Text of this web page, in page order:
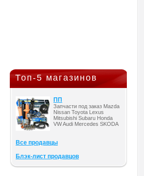
Топ-5 магазинов
ПП
Запчасти под заказ Mazda
Nissan Toyota Lexus
Mitsubishi Subaru Honda
VW Audi Mercedes SKODA
Все продавцы
Блэк-лист продавцов